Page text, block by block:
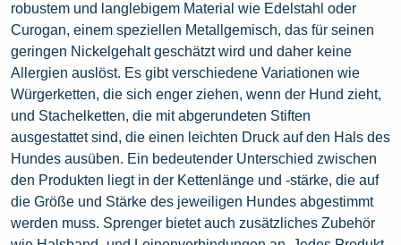
robustem und langlebigem Material wie Edelstahl oder
Curogan, einem speziellen Metallgemisch, das für seinen
geringen Nickelgehalt geschätzt wird und daher keine
Allergien auslöst. Es gibt verschiedene Variationen wie
Würgerketten, die sich enger ziehen, wenn der Hund zieht,
und Stachelketten, die mit abgerundeten Stiften
ausgestattet sind, die einen leichten Druck auf den Hals des
Hundes ausüben. Ein bedeutender Unterschied zwischen
den Produkten liegt in der Kettenlänge und -stärke, die auf
die Größe und Stärke des jeweiligen Hundes abgestimmt
werden muss. Sprenger bietet auch zusätzliches Zubehör